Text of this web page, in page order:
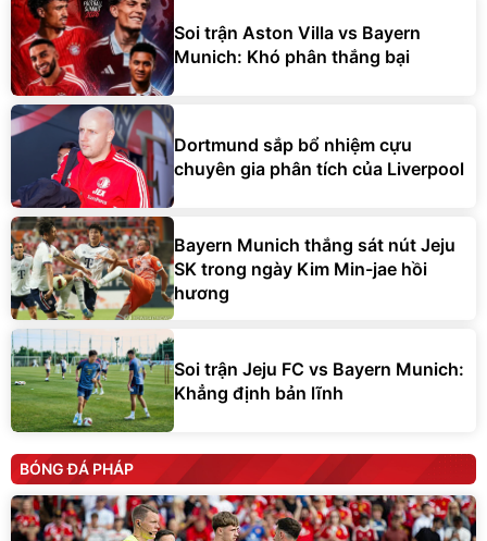
Soi trận Aston Villa vs Bayern
Munich: Khó phân thắng bại
Dortmund sắp bổ nhiệm cựu
chuyên gia phân tích của Liverpool
Bayern Munich thắng sát nút Jeju
SK trong ngày Kim Min-jae hồi
hương
Soi trận Jeju FC vs Bayern Munich:
Khẳng định bản lĩnh
BÓNG ĐÁ PHÁP